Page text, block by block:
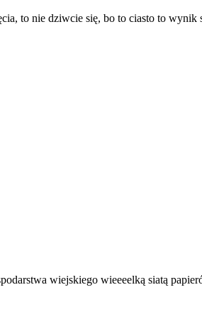
to nie dziwcie się, bo to ciasto to
wiejskiego wieeeelką siatą